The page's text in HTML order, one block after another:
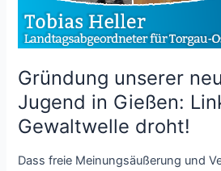
Gründung unserer
Jugend in Gießen:
Gewaltwelle droht!
Dass freie Meinungsäußerung und